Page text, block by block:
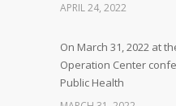
APRIL 24, 2022
On March 31, 2022 at
Operation Center
Public Health